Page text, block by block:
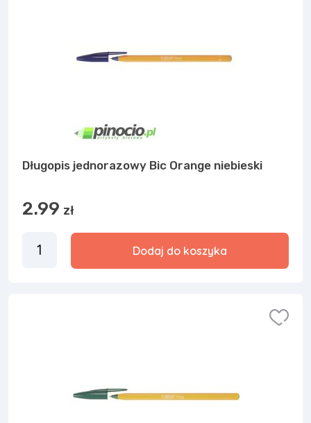
Długopis jednorazowy Bic Orange niebieski
2.99 zł
Dodaj do koszyka